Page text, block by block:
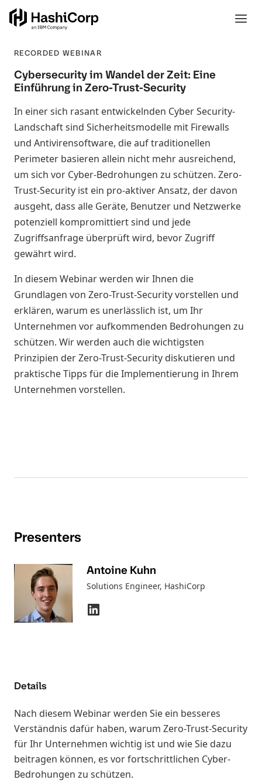
RECORDED WEBINAR
Cybersecurity im Wandel der Zeit: Eine
Einführung in Zero-Trust-Security
In einer sich rasant entwickelnden Cyber Security-
Landschaft sind Sicherheitsmodelle mit Firewalls
und Antivirensoftware, die auf traditionellen
Perimeter basieren allein nicht mehr ausreichend,
um sich vor Cyber-Bedrohungen zu schützen. Zero-
Trust-Security ist ein pro-aktiver Ansatz, der davon
ausgeht, dass alle Geräte, Benutzer und Netzwerke
potenziell kompromittiert sind und jede
Zugriffsanfrage überprüft wird, bevor Zugriff
gewährt wird.
In diesem Webinar werden wir Ihnen die
Grundlagen von Zero-Trust-Security vorstellen und
erklären, warum es unerlässlich ist, um Ihr
Unternehmen vor aufkommenden Bedrohungen zu
schützen. Wir werden auch die wichtigsten
Prinzipien der Zero-Trust-Security diskutieren und
praktische Tipps für die Implementierung in Ihrem
Unternehmen vorstellen.
Details
Nach diesem Webinar werden Sie ein besseres
Verständnis dafür haben, warum Zero-Trust-Security
für Ihr Unternehmen wichtig ist und wie Sie dazu
beitragen können, es vor fortschrittlichen Cyber-
Bedrohungen zu schützen.
Presenters
Antoine Kuhn
Solutions Engineer, HashiCorp